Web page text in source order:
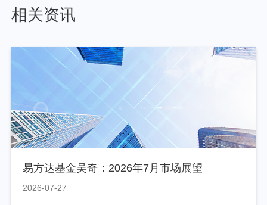
相关资讯
易方达基金吴奇：2026年7月市场展望
2026-07-27